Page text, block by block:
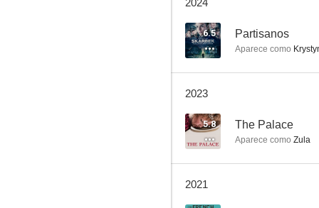
2024
6.5 Partisanos
Aparece como
2023
5.8 The Palace
Aparece como Zula
2021